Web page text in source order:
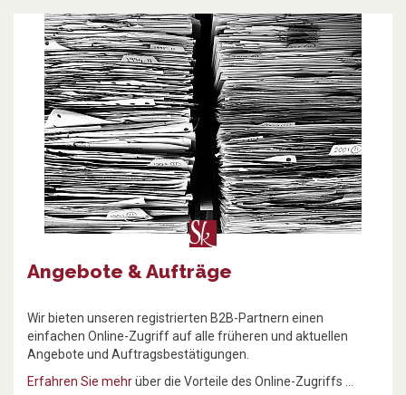
Angebote & Aufträge
Wir bieten unseren registrierten B2B-Partnern einen
einfachen Online-Zugriff auf alle früheren und aktuellen
Angebote und Auftragsbestätigungen.
Erfahren Sie mehrüber die Vorteile des Online-Zugriffs ...